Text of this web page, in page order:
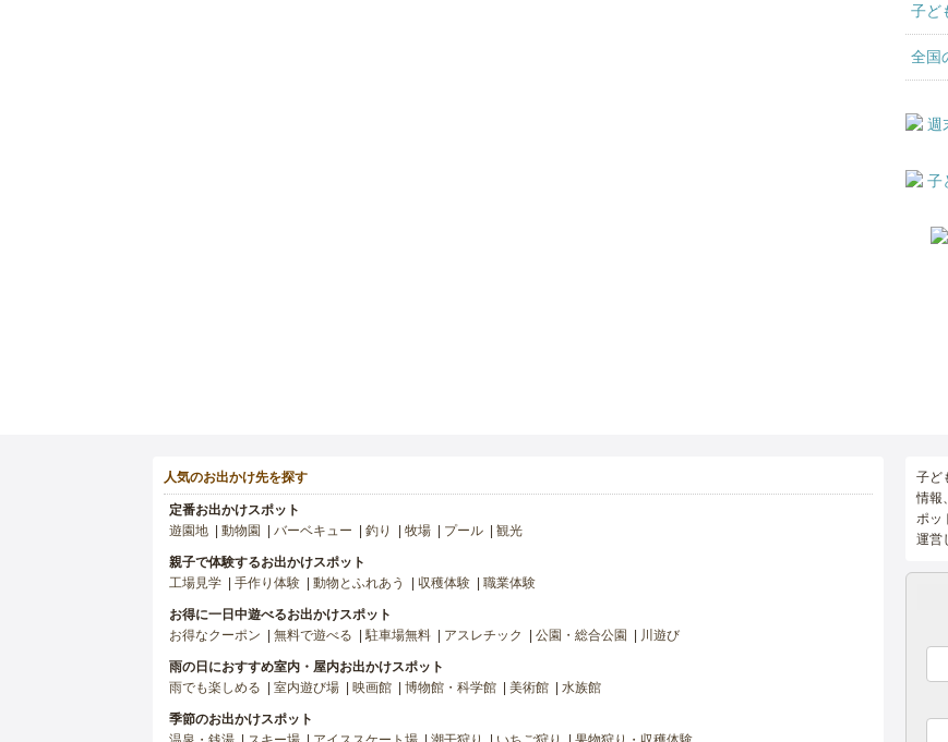
子ど
全国
人気のお出かけ先を探す
定番お出かけスポット
遊園地
動物園 バーベキュー 釣り 牧場 プール 観光
親子で体験するお出かけスポット
工場見学
手作り体験 動物とふれあう 収穫体験 職業体験
お得に一日中遊べるお出かけスポット
お得なクーポン
無料で遊べる 駐車場無料 アスレチック 公園・総合公園 川遊び
雨の日におすすめ室内・屋内お出かけスポット
雨でも楽しめる
室内遊び場 映画館 博物館・科学館 美術館 水族館
季節のお出かけスポット
子ど
情報
ポッ
運営